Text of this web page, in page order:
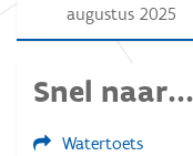
augustus 2025
Snel naar...
Watertoets